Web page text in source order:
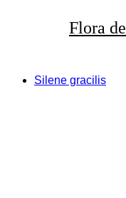
Flora de
Silene gracilis